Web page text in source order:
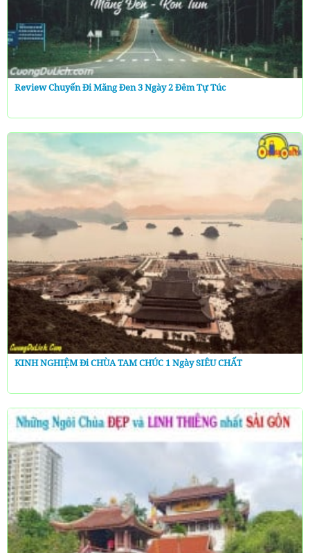
Review Chuyến Đi Măng Đen 3 Ngày 2 Đêm Tự Túc
KINH NGHIỆM Đi CHÙA TAM CHÚC 1 Ngày SIÊU CHẤT